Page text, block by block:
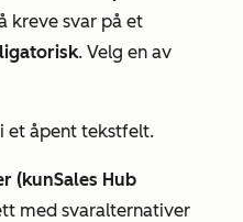
kreve svar på et
. Velg en av
et åpent tekstfelt.
(kunSales Hub
med svaralternativer